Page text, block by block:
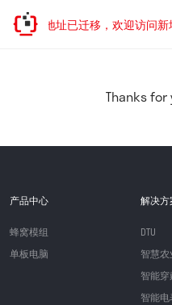
网站地址已迁移，欢迎访问新
Thanks
产品中心
蜂窝模组
单板电脑
解决方
DTU
智慧农
智能穿
智能电